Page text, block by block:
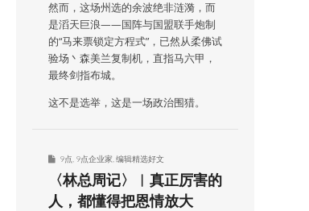
然而，这场州选的余波绝非涟漪，而
是滔天巨浪——国阵与国盟联手炮制
的“马来票锁定方程式”，已然从柔佛试
验场丶森美兰复制机，直指马六甲，
最终剑指布城。
这不是选举，这是一场政治围猎。
9点 9点企业家 编辑精选好文
〈林总周记〉︱真正厉害的
人，都懂得把恩情放大